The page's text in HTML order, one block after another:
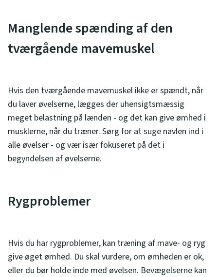
Manglende spænding af den
tværgående mavemuskel
Hvis den tværgående mavemuskel ikke er spændt, når
du laver øvelserne, lægges der uhensigtsmæssig
meget belastning på lænden - og det kan give ømhed i
musklerne, når du træner. Sørg for at suge navlen ind i
alle øvelser - og vær især fokuseret på det i
begyndelsen af øvelserne.
Rygproblemer
Hvis du har rygproblemer, kan træning af mave- og ryg
give øget ømhed. Du skal vurdere, om ømheden er ok,
eller du bør holde inde med øvelsen. Bevægelserne kan